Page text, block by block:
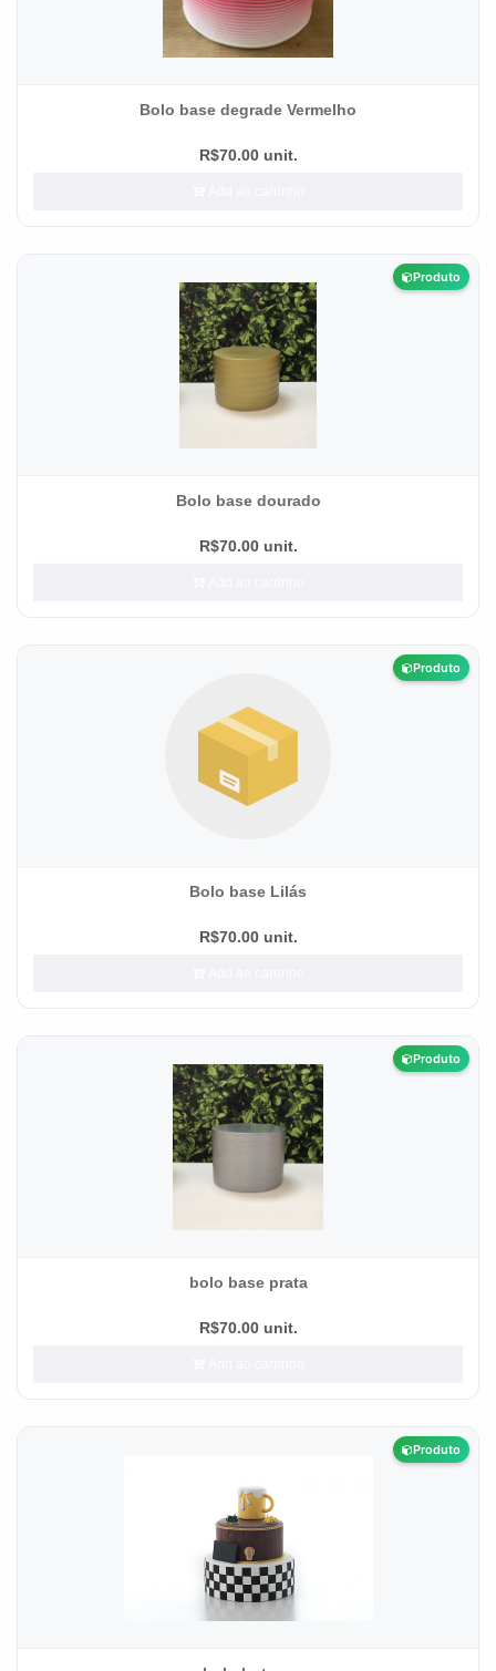
Bolo base degrade Vermelho
R$70.00 unit.
Produto
Bolo base dourado
R$70.00 unit.
Produto
Bolo base Lilás
R$70.00 unit.
Produto
bolo base prata
R$70.00 unit.
Produto